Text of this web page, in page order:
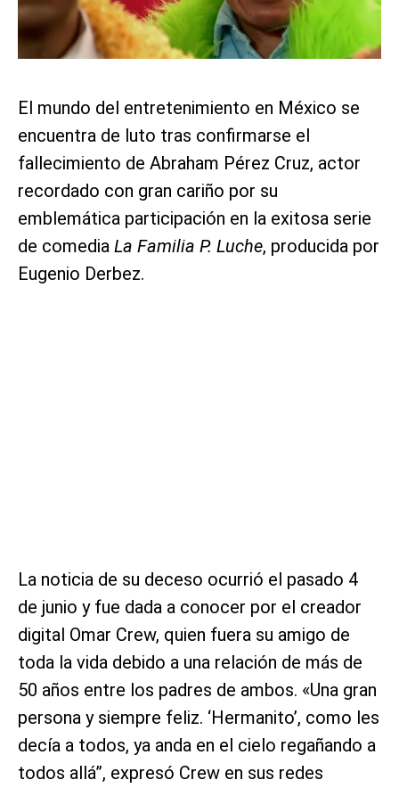
El mundo del entretenimiento en México se
encuentra de luto tras confirmarse el
fallecimiento de Abraham Pérez Cruz, actor
recordado con gran cariño por su
emblemática participación en la exitosa serie
de comedia La Familia P. Luche, producida por
Eugenio Derbez.
La noticia de su deceso ocurrió el pasado 4
de junio y fue dada a conocer por el creador
digital Omar Crew, quien fuera su amigo de
toda la vida debido a una relación de más de
50 años entre los padres de ambos. «Una gran
persona y siempre feliz. ‘Hermanito’, como les
decía a todos, ya anda en el cielo regañando a
todos allá”, expresó Crew en sus redes